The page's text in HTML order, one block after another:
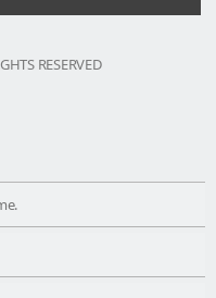
RESERVED